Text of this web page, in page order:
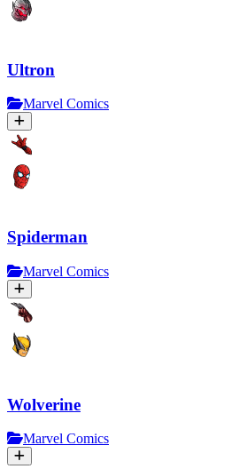
Ultron
Marvel Comics
Spiderman
Marvel Comics
Wolverine
Marvel Comics